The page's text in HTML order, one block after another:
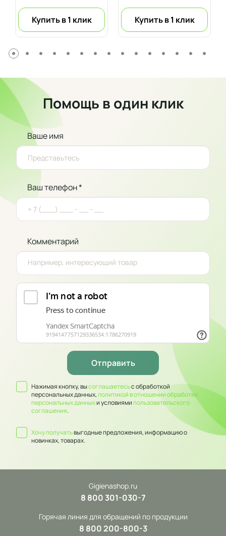
Купить в 1 клик Купить в 1 клик
Помощь в один клик
Ваше имя
Ваш телефон *
Комментарий
Нажимая кнопку, высоглашаетесьс обработкой
персональных данных,политикой в отношении обработки
персональных данныхи условиямипользовательского
соглашения.
Хочу получатьвыгодные предложения, информацию о
новинках, товарах.
Gigienashop.ru
8 800 301-030-7
Горячая линия для обращений по продукции
8 800 200-800-3